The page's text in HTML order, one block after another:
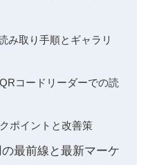
み取り手順とギャラリ
コードリーダーでの読
ポイントと改善策
最前線と最新マーケ